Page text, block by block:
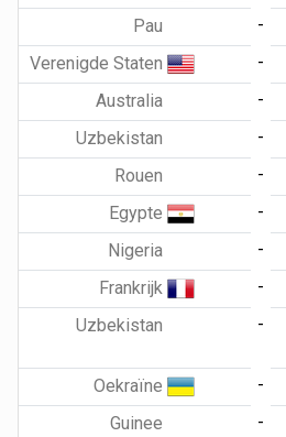
Pau
-
Verenigde Staten
-
Australia
-
Uzbekistan
-
Rouen
-
Egypte
-
Nigeria
-
Frankrijk
-
Uzbekistan
-
Oekraïne
-
Guinee
-